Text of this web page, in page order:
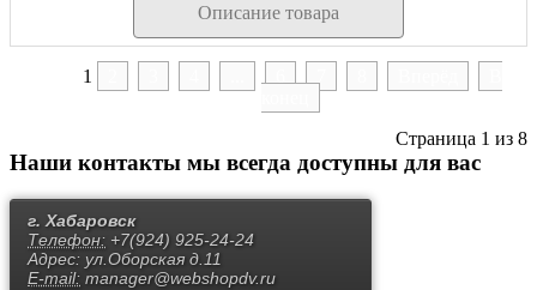
Описание товара
1
Страница 1 из 8
Наши контакты мы всегда доступны для вас
г. Хабаровск
Телефон: +7(924) 925-24-24
Адрес: ул.Оборская д.11
E-mail: manager@webshopdv.ru